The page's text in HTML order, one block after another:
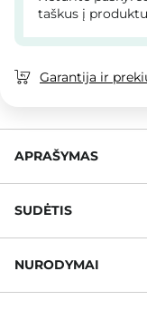
taškus į
Garantija ir
APRAŠYMAS
SUDĖTIS
NURODYMAI